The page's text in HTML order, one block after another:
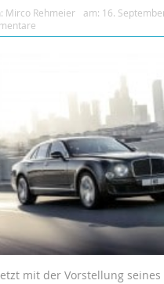
Mirco Rehmeier am: 16.
mit der Vorstellung